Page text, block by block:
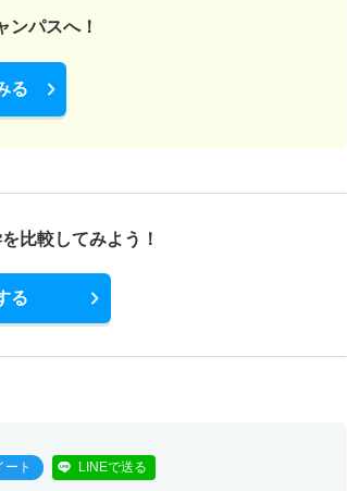
ンパスへ！
る
比較してみよう！
る
ート LINEで送る